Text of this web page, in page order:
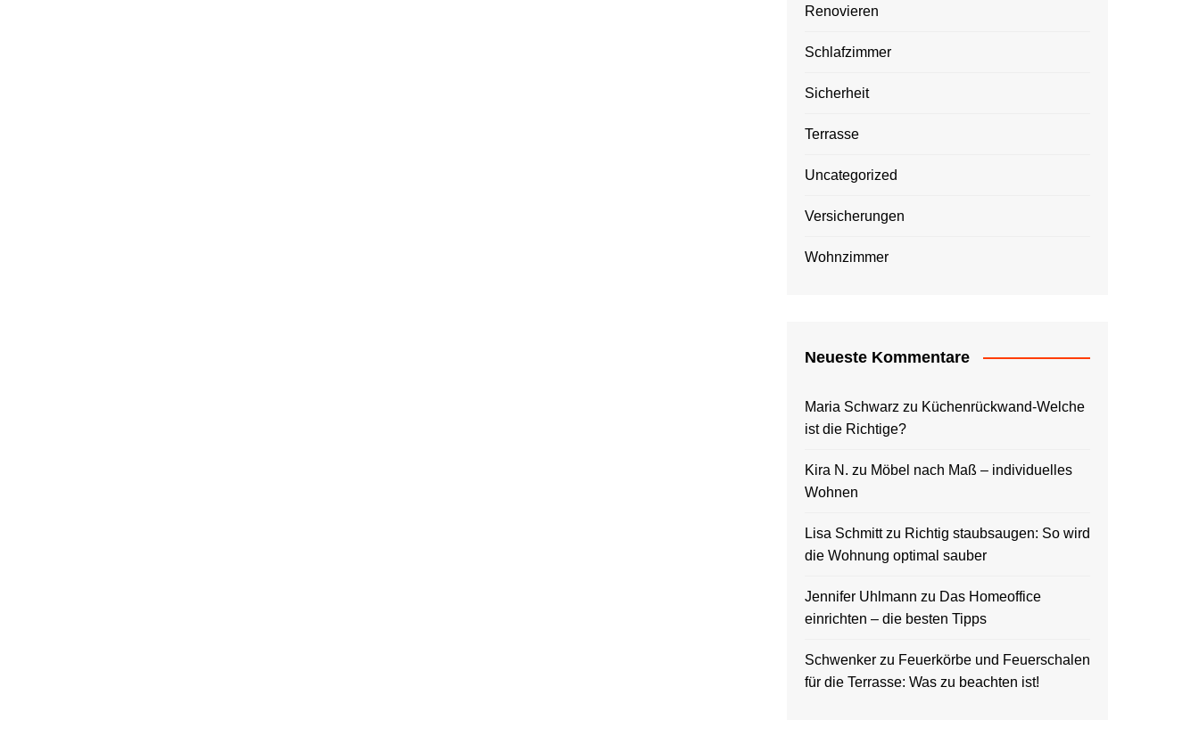
Renovieren
Schlafzimmer
Sicherheit
Terrasse
Uncategorized
Versicherungen
Wohnzimmer
Neueste Kommentare
Maria Schwarz zu Küchenrückwand-Welche
ist die Richtige?
Kira N. zu Möbel nach Maß – individuelles
Wohnen
Lisa Schmittzu Richtig staubsaugen: So wird
die Wohnung optimal sauber
Jennifer Uhlmann zu Das Homeoffice
einrichten – die besten Tipps
Schwenker zu Feuerkörbe und Feuerschalen
für die Terrasse: Was zu beachten ist!